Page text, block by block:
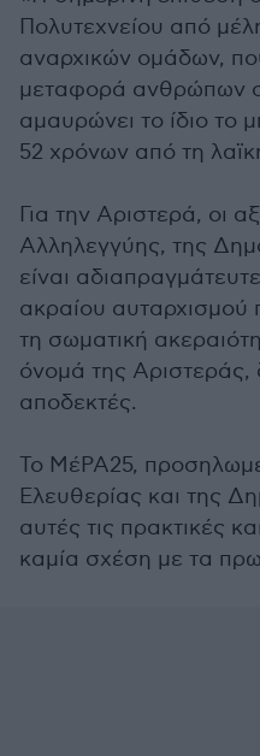
Πολυτεχνείου από
αναρχικών ομάδων,
μεταφορά ανθρώπων
αμαυρώνει το ίδιο το
52 χρόνων από τη
Για την Αριστερά, οι
Αλληλεγγύης, της
είναι
ακραίου αυταρχισμού
τη σωματική
όνομά της Αριστεράς,
αποδεκτές.
Το ΜέΡΑ25,
Ελευθερίας και της
αυτές τις πρακτικές
καμία σχέση με τα